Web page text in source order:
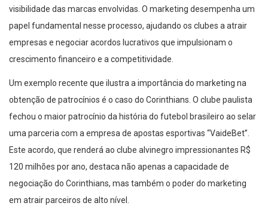
papel fundamental nesse processo, ajudando os clubes a atrair
empresas e negociar acordos lucrativos que impulsionam o
crescimento financeiro e a competitividade.
obtenção de patrocínios é o caso do Corinthians. O clube paulista
fechou o maior patrocínio da história do futebol brasileiro ao selar
uma parceria com a empresa de apostas esportivas “VaideBet”.
Este acordo, que renderá ao clube alvinegro impressionantes R$
120 milhões por ano, destaca não apenas a capacidade de
negociação do Corinthians, mas também o poder do marketing
em atrair parceiros de alto nível.